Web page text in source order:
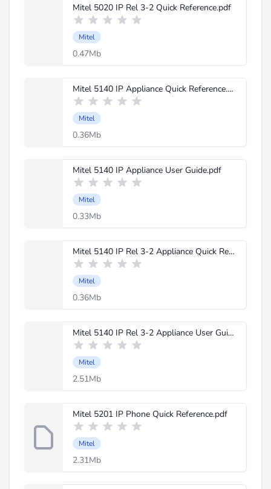
Mitel 5020 IP Rel 3-2 Quick Reference.pdf
Mitel
0.47Mb
Mitel 5140 IP Appliance Quick Reference.pdf
Mitel
0.36Mb
Mitel 5140 IP Appliance User Guide.pdf
Mitel
0.33Mb
Mitel 5140 IP Rel 3-2 Appliance Quick Reference.pdf
Mitel
0.36Mb
Mitel 5140 IP Rel 3-2 Appliance User Guide (NA).pdf
Mitel
2.51Mb
Mitel 5201 IP Phone Quick Reference.pdf
Mitel
2.31Mb